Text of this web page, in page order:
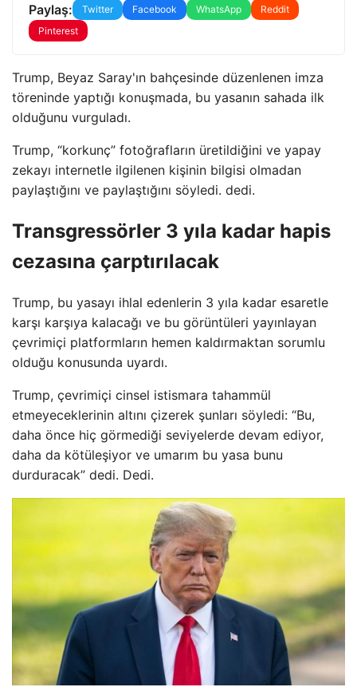
Paylaş: Twitter Facebook WhatsApp
Reddit
Pinterest
Trump, Beyaz Saray'ın bahçesinde düzenlenen imza
töreninde yaptığı konuşmada, bu yasanın sahada ilk
olduğunu vurguladı.
Trump, “korkunç” fotoğrafların üretildiğini ve yapay
zekayı internetle ilgilenen kişinin bilgisi olmadan
paylaştığını ve paylaştığını söyledi. dedi.
Transgressörler 3 yıla kadar hapis
cezasına çarptırılacak
Trump, bu yasayı ihlal edenlerin 3 yıla kadar esaretle
karşı karşıya kalacağı ve bu görüntüleri yayınlayan
çevrimiçi platformların hemen kaldırmaktan sorumlu
olduğu konusunda uyardı.
Trump, çevrimiçi cinsel istismara tahammül
etmeyeceklerinin altını çizerek şunları söyledi: “Bu,
daha önce hiç görmediği seviyelerde devam ediyor,
daha da kötüleşiyor ve umarım bu yasa bunu
durduracak” dedi. Dedi.